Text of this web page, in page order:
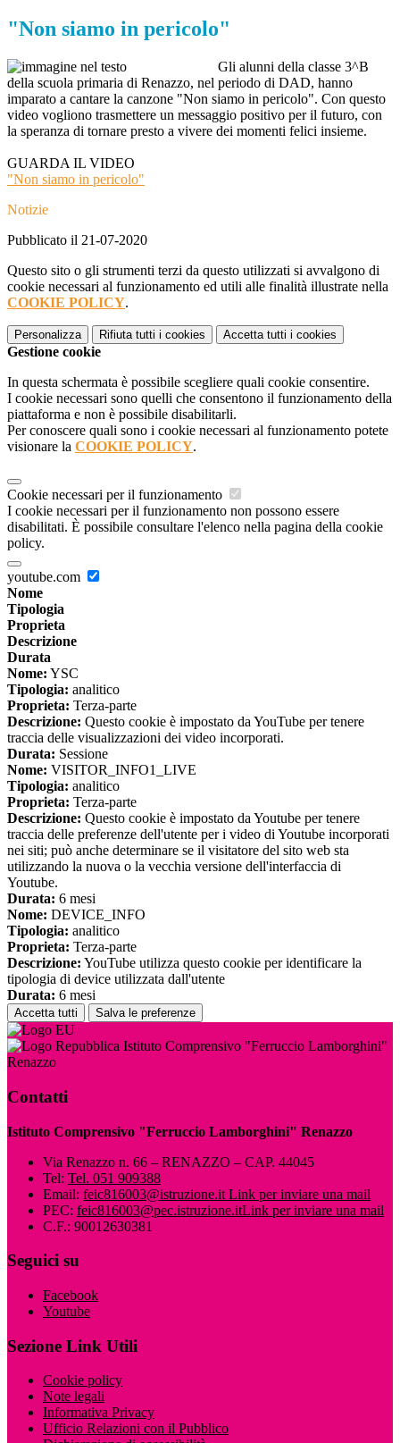
"Non siamo in pericolo"
Gli alunni della classe 3^B
della scuola primaria di Renazzo, nel periodo di DAD, hanno
imparato a cantare la canzone "Non siamo in pericolo". Con questo
video vogliono trasmettere un messaggio positivo per il futuro, con
la speranza di tornare presto a vivere dei momenti felici insieme.
GUARDA IL VIDEO
"Non siamo in pericolo"
Notizie
Pubblicato il 21-07-2020
Questo sito o gli strumenti terzi da questo utilizzati si avvalgono di
cookie necessari al funzionamento ed utili alle finalità illustrate nella
COOKIE POLICY.
Personalizza Rifiuta tutti i cookies Accetta tutti i cookies
Gestione cookie
In questa schermata è possibile scegliere quali cookie consentire.
I cookie necessari sono quelli che consentono il funzionamento della
piattaforma e non è possibile disabilitarli.
Per conoscere quali sono i cookie necessari al funzionamento potete
visionare la COOKIE POLICY.
Cookie necessari per il funzionamento
I cookie necessari per il funzionamento non possono essere
disabilitati. È possibile consultare l'elenco nella pagina della cookie
policy.
youtube.com
Nome
Tipologia
Proprieta
Descrizione
Durata
Nome: YSC
Tipologia: analitico
Proprieta: Terza-parte
Descrizione: Questo cookie è impostato da YouTube per tenere
traccia delle visualizzazioni dei video incorporati.
Durata: Sessione
Nome: VISITOR_INFO1_LIVE
Tipologia: analitico
Proprieta: Terza-parte
Descrizione: Questo cookie è impostato da Youtube per tenere
traccia delle preferenze dell'utente per i video di Youtube incorporati
nei siti; può anche determinare se il visitatore del sito web sta
utilizzando la nuova o la vecchia versione dell'interfaccia di
Youtube.
Durata: 6 mesi
Nome: DEVICE_INFO
Tipologia: analitico
Proprieta: Terza-parte
Descrizione: YouTube utilizza questo cookie per identificare la
tipologia di device utilizzata dall'utente
Durata: 6 mesi
Accetta tutti Salva le preferenze
Istituto Comprensivo "Ferruccio Lamborghini"
Renazzo
Contatti
Istituto Comprensivo "Ferruccio Lamborghini" Renazzo
Via Renazzo n. 66 – RENAZZO – CAP. 44045
Tel: Tel. 051 909388
Email: feic816003@istruzione.it Link per inviare una mail
PEC: feic816003@pec.istruzione.itLink per inviare una mail
C.F.: 90012630381
Seguici su
Facebook
Youtube
Sezione Link Utili
Cookie policy
Note legali
Informativa Privacy
Ufficio Relazioni con il Pubblico